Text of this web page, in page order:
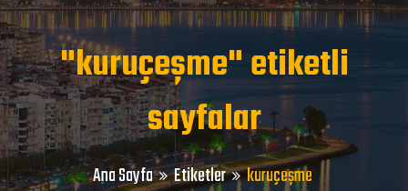
"kuruçeşme" etiketli
sayfalar
Ana Sayfa Etiketler kuruçeşme